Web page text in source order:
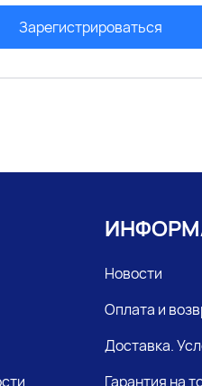
Зарегистрироваться
Новости
Оплата и
Доставка.
Гарантия на